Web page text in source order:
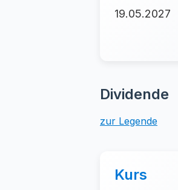
19.05.2027
Dividende
zur Legende
Kurs